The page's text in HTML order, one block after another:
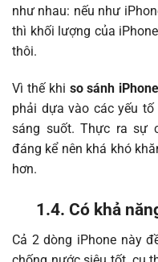
như nhau: nếu như
thì khối lượng của
thôi.
Vì thế khi so sánh
phải dựa vào các yếu
sáng suốt. Thực ra sự
đáng kể nên khá khó
hơn.
1.4. Có khả
Cả 2 dòng iPhone này